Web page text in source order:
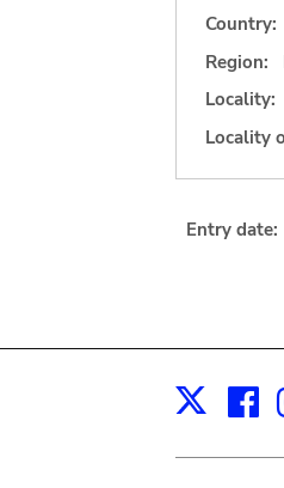
Country:
Region:
Locality:
Locality
Entry date:
X